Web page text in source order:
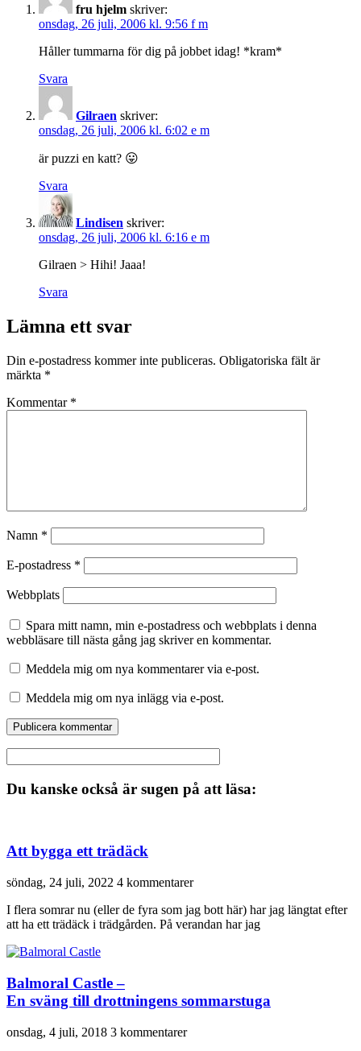
fru hjelm skriver:
onsdag, 26 juli, 2006 kl. 9:56 f m
Håller tummarna för dig på jobbet idag! *kram*
Svara
Gilraen skriver:
onsdag, 26 juli, 2006 kl. 6:02 e m
är puzzi en katt? 😛
Svara
Lindisen skriver:
onsdag, 26 juli, 2006 kl. 6:16 e m
Gilraen > Hihi! Jaaa!
Svara
Lämna ett svar
Din e-postadress kommer inte publiceras. Obligatoriska fält är
märkta *
Kommentar *
Namn *
E-postadress *
Webbplats
Spara mitt namn, min e-postadress och webbplats i denna
webbläsare till nästa gång jag skriver en kommentar.
Meddela mig om nya kommentarer via e-post.
Meddela mig om nya inlägg via e-post.
Du kanske också är sugen på att läsa:
Att bygga ett trädäck
söndag, 24 juli, 2022 4 kommentarer
I flera somrar nu (eller de fyra som jag bott här) har jag längtat efter
att ha ett trädäck i trädgården. På verandan har jag
Balmoral Castle –
En sväng till drottningens sommarstuga
onsdag, 4 juli, 2018 3 kommentarer